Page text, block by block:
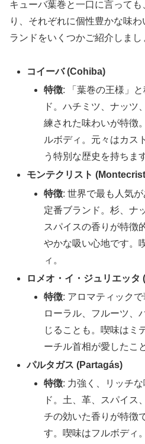
キューバ葉巻と一口に言って
り、それぞれに個性豊かな味
ランドをいくつかご紹介しまし
コイーバ (Cohiba)
特徴: 「葉巻の王様」
ド。ハチミツ、ナッツ
練された味わいが特徴
ルボディ。元々はカス
う特別な歴史を持ちま
モンテクリスト
特徴: 世界で最も人気
定番ブランド。杉、ナ
スパイスの香りが特徴
やかな吸い心地です。
ィ。
ロメオ・イ・ジュリエッ
特徴: アロマティック
ローラル、フルーツ、
じることも。喫味はミ
ーチル首相が愛したこ
パルタガス (Partagás)
特徴: 力強く、リッチ
ド。土、革、スパイス
チの効いた香りが特徴
す。喫味はフルボディ。